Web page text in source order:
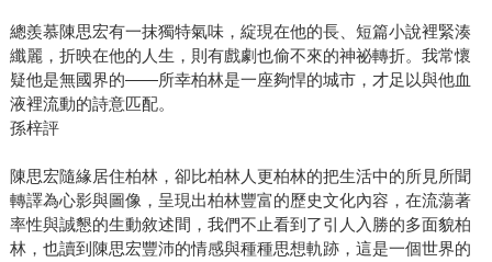
總羨慕陳思宏有一抹獨特氣味，綻現在他的長、短篇小說裡緊湊
纖麗，折映在他的人生，則有戲劇也偷不來的神祕轉折。我常懷
疑他是無國界的——所幸柏林是一座夠悍的城市，才足以與他血
液裡流動的詩意匹配。
孫梓評
陳思宏隨緣居住柏林，卻比柏林人更柏林的把生活中的所見所聞
轉譯為心影與圖像，呈現出柏林豐富的歷史文化內容，在流蕩著
率性與誠懇的生動敘述間，我們不止看到了引人入勝的多面貌柏
林，也讀到陳思宏豐沛的情感與種種思想軌跡，這是一個世界的